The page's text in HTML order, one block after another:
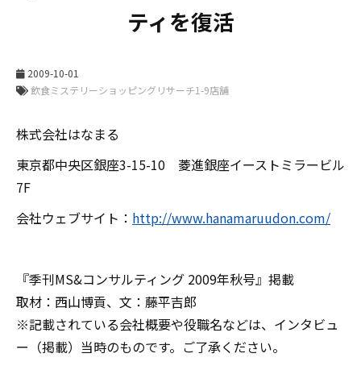
ティを復活
2009-10-01
株式会社はなまる
東京都中央区銀座3-15-10 菱進銀座イーストミラービル
7F
会社ウェブサイト： http://www.hanamaruudon.com/
『季刊MS&コンサルティング 2009年秋号』掲載
取材：西山博貢、文：藤平吉郎
※記載されている会社概要や役職名などは、インタビュ
ー（掲載）当時のものです。ご了承ください。